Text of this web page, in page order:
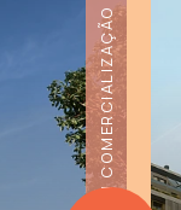
EM COMERCIALIZAÇÃO